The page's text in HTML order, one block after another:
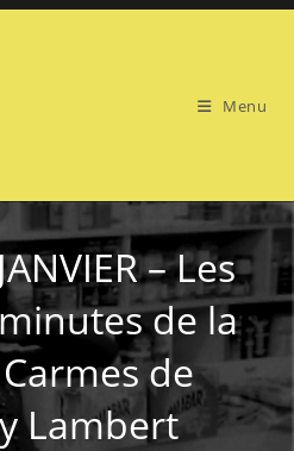
Menu
– Les
de la
de
Lambert